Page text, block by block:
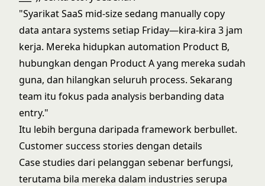
"Syarikat SaaS mid-size sedang manually copy
data antara systems setiap Friday—kira-kira 3 jam
kerja. Mereka hidupkan automation Product B,
hubungkan dengan Product A yang mereka sudah
guna, dan hilangkan seluruh process. Sekarang
team itu fokus pada analysis berbanding data
entry."
Itu lebih berguna daripada framework berbullet.
Customer success stories dengan details
Case studies dari pelanggan sebenar berfungsi,
terutama bila mereka dalam industries serupa